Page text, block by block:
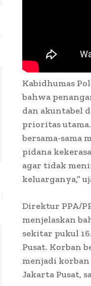
Kabidhumas
bahwa
dan akuntabel
prioritas
bersama-sama
pidana
agar tidak
keluarganya,”
Direktur PPA/
menjelaskan
sekitar pukul
Pusat. Korban
menjadi korban
Jakarta Pusat,